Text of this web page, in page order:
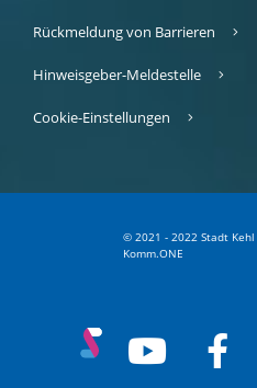
Rückmeldung von Barrieren
Hinweisgeber-Meldestelle
Cookie-Einstellungen
© 2021 - 2022 Stadt Kehl
Komm.ONE